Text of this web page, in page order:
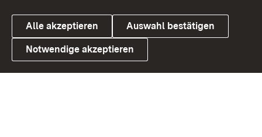
Link zum Landesportal
Alle akzeptieren Auswahl bestätigen
Notwendige akzeptieren